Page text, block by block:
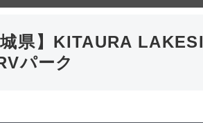
城県】KITAURA LAKESI
パーク